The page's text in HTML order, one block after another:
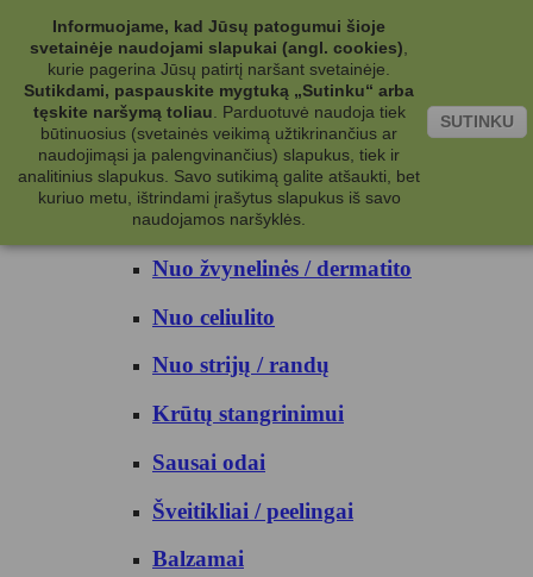
Kategorijos
Kosmetika
Kūno priežiūrai
Nuo prakaito
Kūno prausikliai
Nuo žvynelinės / dermatito
Nuo celiulito
Nuo strijų / randų
Krūtų stangrinimui
Sausai odai
Šveitikliai / peelingai
Balzamai
Informuojame, kad Jūsų patogumui šioje
svetainėje naudojami slapukai (angl. cookies)
kurie pagerina Jūsų patirtį naršant svetainėje.
Sutikdami, paspauskite mygtuką „Sutinku“ arba
tęskite naršymą toliau
Parduotuvė naudoja tiek
būtinuosius (svetainės veikimą užtikrinančius ar
naudojimąsi ja palengvinančius) slapukus, tiek ir
analitinius slapukus. Savo sutikimą galite atšaukti, bet
kuriuo metu, ištrindami įrašytus slapukus iš savo
naudojamos naršyklės.
SUTINKU